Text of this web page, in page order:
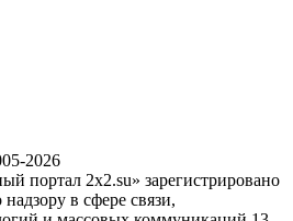
2026
портал 2x2.su» зарегистрировано
в сфере связи,